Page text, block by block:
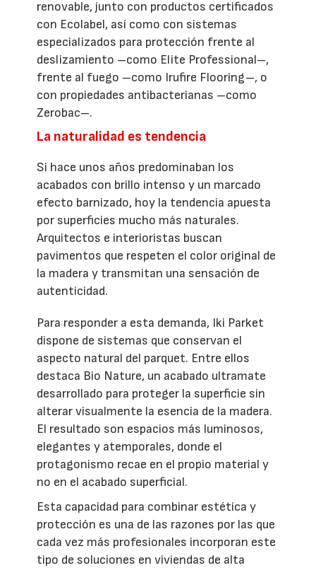
renovable, junto con productos certificados
con Ecolabel, así como con sistemas
especializados para protección frente al
deslizamiento –como Elite Professional–,
frente al fuego –como Irufire Flooring–, o
con propiedades antibacterianas –como
Zerobac–.
La naturalidad es tendencia
Si hace unos años predominaban los
acabados con brillo intenso y un marcado
efecto barnizado, hoy la tendencia apuesta
por superficies mucho más naturales.
Arquitectos e interioristas buscan
pavimentos que respeten el color original de
la madera y transmitan una sensación de
autenticidad.
Para responder a esta demanda, Iki Parket
dispone de sistemas que conservan el
aspecto natural del parquet. Entre ellos
destaca Bio Nature, un acabado ultramate
desarrollado para proteger la superficie sin
alterar visualmente la esencia de la madera.
El resultado son espacios más luminosos,
elegantes y atemporales, donde el
protagonismo recae en el propio material y
no en el acabado superficial.
Esta capacidad para combinar estética y
protección es una de las razones por las que
cada vez más profesionales incorporan este
tipo de soluciones en viviendas de alta